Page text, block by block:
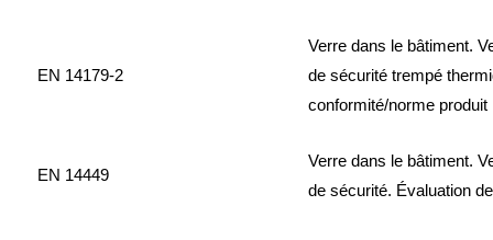
EN 14179-2
Verre dans le bâtiment.
de sécurité trempé
conformité/norme produit
EN 14449
Verre dans le bâtiment.
de sécurité. Évaluation